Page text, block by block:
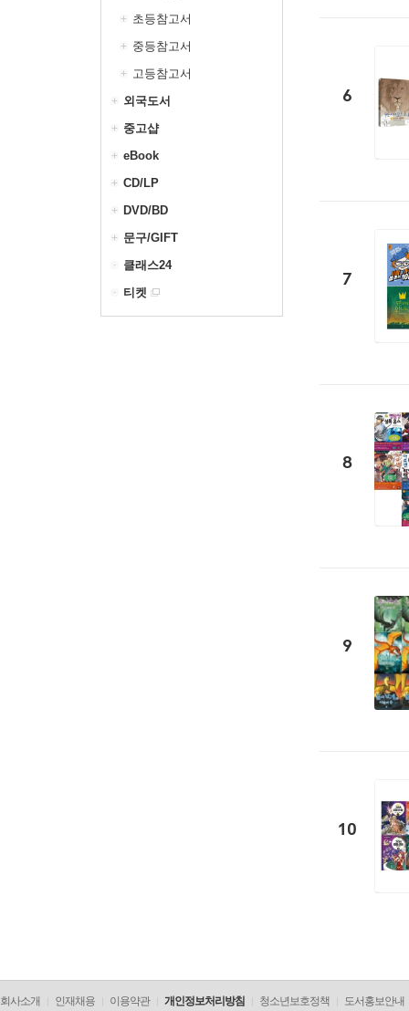
초등참고서
중등참고서
고등참고서
외국도서
중고샵
eBook
CD/LP
DVD/BD
문구/GIFT
클래스24
티켓
6
7
8
9
10
회사소개 인재채용 이용약관 개인정보처리방침 청소년보호정책 도서홍보안내